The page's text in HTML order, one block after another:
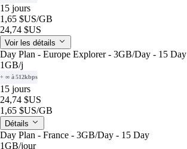
15 jours
1,65 $US/GB
24,74 $US
Voir les détails
Day Plan - Europe Explorer - 3GB/Day - 15 Day
1GB/j
+ ∞ à 512kbps
15 jours
24,74 $US
1,65 $US/GB
Détails
Day Plan - France - 3GB/Day - 15 Day
1GB/jour